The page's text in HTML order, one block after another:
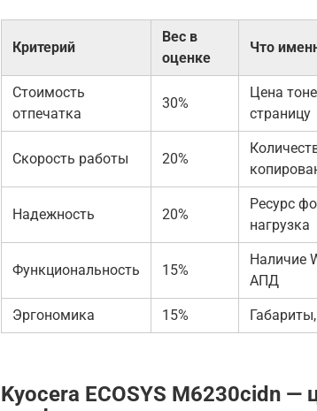
Критерий
Вес в
оценке
Что
Стоимость
отпечатка
30%
Цена
страницу
Скорость работы 20%
Надежность 20%
Ресурс
нагрузка
Функциональность 15%
Наличие
АПД
Эргономика 15%
Kyocera ECOSYS M6230cidn —